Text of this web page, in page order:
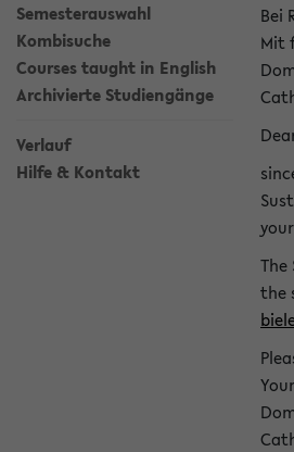
Semesterauswahl
Kombisuche
Courses taught in English
Archivierte Studiengänge
Verlauf
Hilfe & Kontakt
Bei
Mit
the